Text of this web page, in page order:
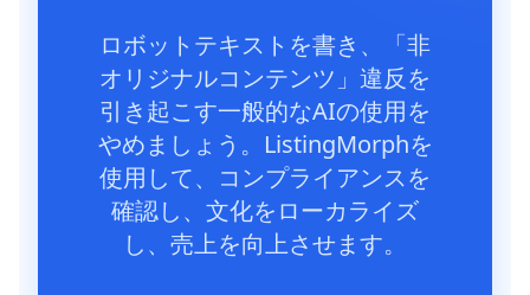
ロボットテキストを書き、「非
オリジナルコンテンツ」違反を
引き起こす一般的なAIの使用を
やめましょう。ListingMorphを
使用して、コンプライアンスを
確認し、文化をローカライズ
し、売上を向上させます。